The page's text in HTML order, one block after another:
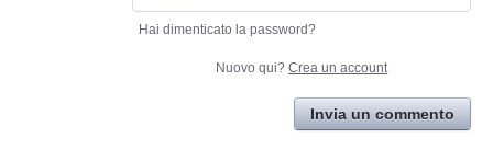
Hai dimenticato la password?
Nuovo qui? Crea un account
Invia un commento